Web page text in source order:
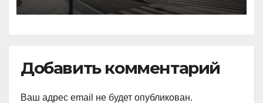
Добавить комментарий
Ваш адрес email не будет опубликован.